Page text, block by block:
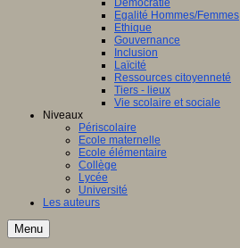
Démocratie
Egalité Hommes/Femmes
Ethique
Gouvernance
Inclusion
Laïcité
Ressources citoyenneté
Tiers - lieux
Vie scolaire et sociale
Niveaux
Périscolaire
Ecole maternelle
Ecole élémentaire
Collège
Lycée
Université
Les auteurs
Menu